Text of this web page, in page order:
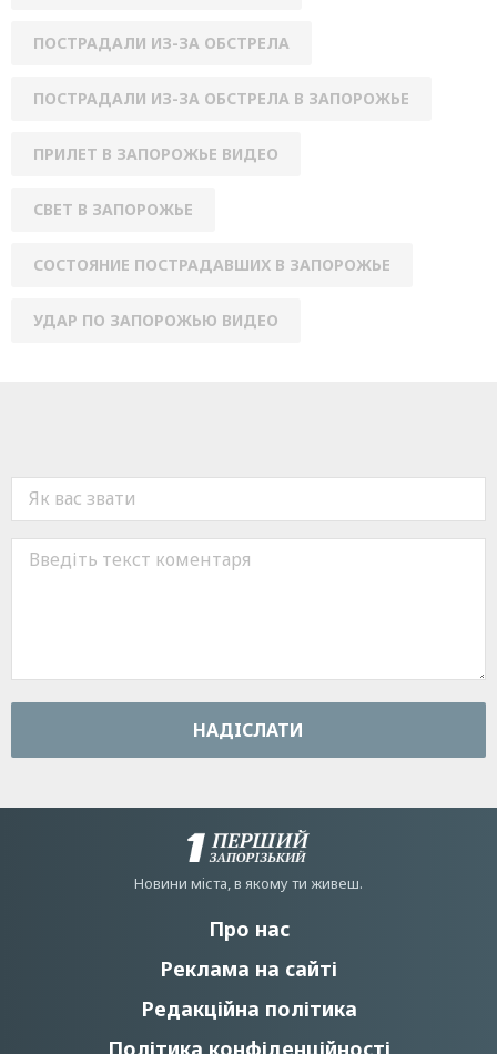
ПОСТРАДАЛИ ИЗ-ЗА ОБСТРЕЛА
ПОСТРАДАЛИ ИЗ-ЗА ОБСТРЕЛА В ЗАПОРОЖЬЕ
ПРИЛЕТ В ЗАПОРОЖЬЕ ВИДЕО
СВЕТ В ЗАПОРОЖЬЕ
СОСТОЯНИЕ ПОСТРАДАВШИХ В ЗАПОРОЖЬЕ
УДАР ПО ЗАПОРОЖЬЮ ВИДЕО
НАДIСЛАТИ
Новини мiста, в якому ти живеш.
Про нас
Реклама на сайті
Редакційна політика
Політика конфіденційності